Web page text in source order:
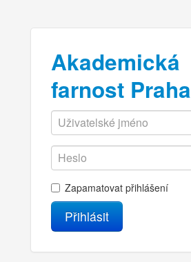
Akademická
farnost Praha
Zapamatovat přihlášení
Přihlásit